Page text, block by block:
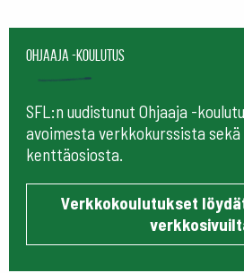
Ohjaaja -koulutus
SFL:n uudistunut Ohjaaja -
avoimesta verkkokurssista sekä
kenttäosiosta.
Verkkokoulutukset